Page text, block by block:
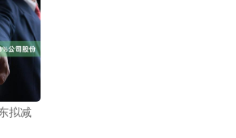
拟减